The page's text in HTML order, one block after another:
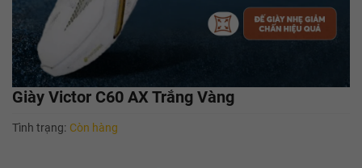
Giày Victor C60 AX Trắng Vàng
Tình trạng: Còn hàng